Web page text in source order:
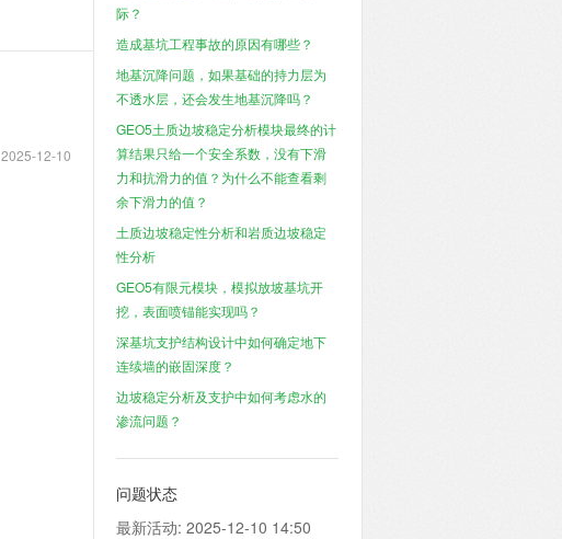
2025-12-10
际？
造成基坑工程事故的原因有哪些？
地基沉降问题，如果基础的持力层为
不透水层，还会发生地基沉降吗？
GEO5土质边坡稳定分析模块最终的计
算结果只给一个安全系数，没有下滑
力和抗滑力的值？为什么不能查看剩
余下滑力的值？
土质边坡稳定性分析和岩质边坡稳定
性分析
GEO5有限元模块，模拟放坡基坑开
挖，表面喷锚能实现吗？
深基坑支护结构设计中如何确定地下
连续墙的嵌固深度？
边坡稳定分析及支护中如何考虑水的
渗流问题？
问题状态
最新活动: 2025-12-10 14:50